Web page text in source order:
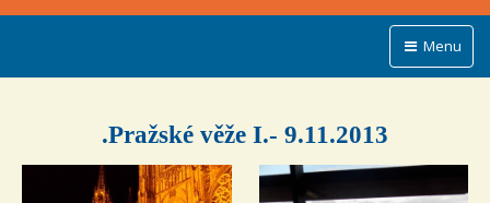
Menu
.Pražské věže I.- 9.11.2013